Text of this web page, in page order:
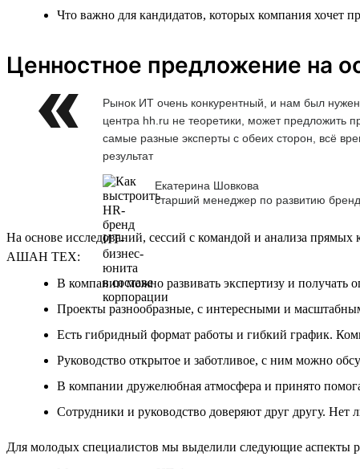
Что важно для кандидатов, которых компания хочет
Ценностное предложение на
Рынок ИТ очень конкурентный, и нам был
центра hh.ru не теоретики, может предложить
самые разные эксперты с обеих сторон, всё
результат
Екатерина Шовкова
старший менеджер по развитию
На основе исследований, сессий с командой и анализа
АШАН ТЕХ:
В компании можно развивать экспертизу и получать
Проекты разнообразные, с интересными и
Есть гибридный формат работы и гибкий график.
Руководство открытое и заботливое, с ним можно
В компании дружелюбная атмосфера и принято
Сотрудники и руководство доверяют друг другу.
Для молодых специалистов мы выделили следующие аспекты